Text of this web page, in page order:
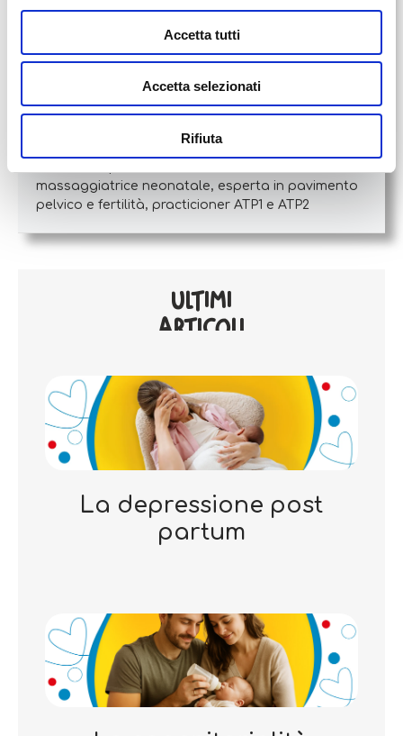
Accetta tutti
Accetta selezionati
Rifiuta
Gloria Scarpa
Website | + posts
massaggiatrice neonatale, esperta in pavimento
pelvico e fertilità, practicioner ATP1 e ATP2
ULTIMI
ARTICOLI
La depressione post
partum